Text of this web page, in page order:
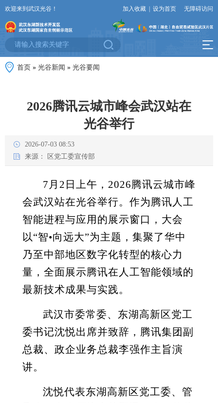
欢迎来到武汉光谷！ 加入收藏 设为首页 无障碍访问
首页 » 光谷新闻 » 光谷要闻
2026腾讯云城市峰会武汉站在
光谷举行
2026-07-03 08:53
来源：
区党工委宣传部
7月2日上午，2026腾讯云城市峰
会武汉站在光谷举行。作为腾讯人工
智能进程与应用的展示窗口，大会
以“智•向远大”为主题，集聚了华中
乃至中部地区数字化转型的核心力
量，全面展示腾讯在人工智能领域的
最新技术成果与实践。
武汉市委常委、东湖高新区党工
委书记沈悦出席并致辞，腾讯集团副
总裁、政企业务总裁李强作主旨演
讲。
沈悦代表东湖高新区党工委、管